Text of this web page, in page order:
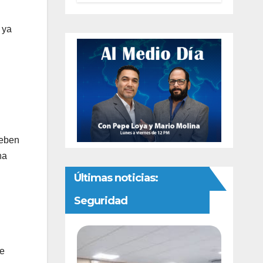
Barrenador
Últimas noticias:
Seguridad